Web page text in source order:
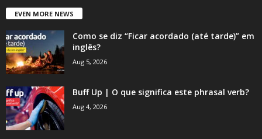
EVEN MORE NEWS
Como se diz “Ficar acordado (até tarde)” em
inglês?
Aug 5, 2026
Buff Up | O que significa este phrasal verb?
Aug 4, 2026